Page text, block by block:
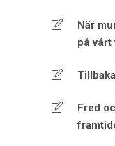
När
på vårt
Fred